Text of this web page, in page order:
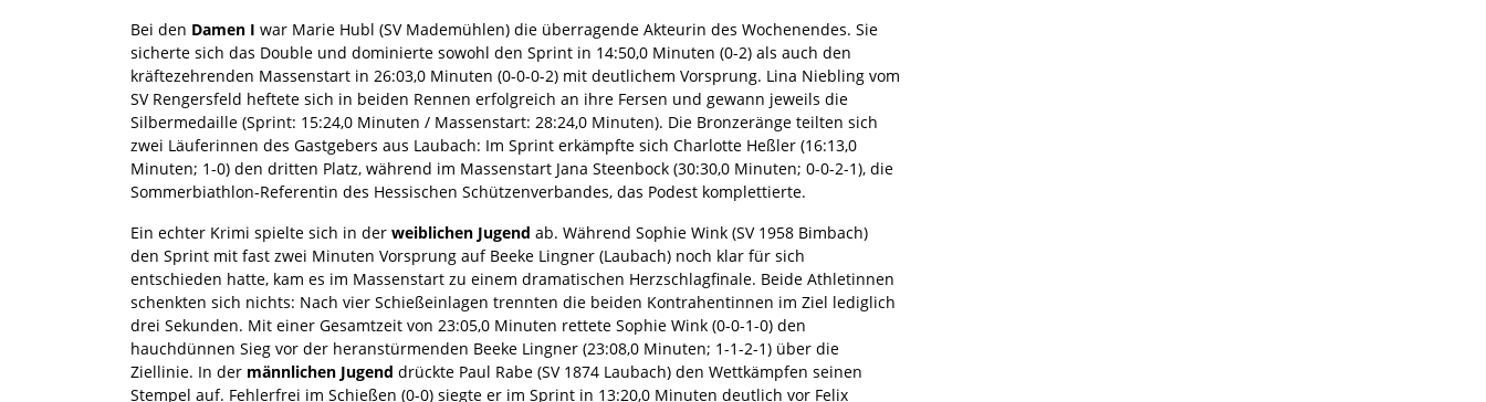
Bei den Damen I war Marie Hubl (SV Mademühlen) die überragende Akteurin des Wochenendes. Sie
sicherte sich das Double und dominierte sowohl den Sprint in 14:50,0 Minuten (0-2) als auch den
kräftezehrenden Massenstart in 26:03,0 Minuten (0-0-0-2) mit deutlichem Vorsprung. Lina Niebling vom
SV Rengersfeld heftete sich in beiden Rennen erfolgreich an ihre Fersen und gewann jeweils die
Silbermedaille (Sprint: 15:24,0 Minuten / Massenstart: 28:24,0 Minuten). Die Bronzeränge teilten sich
zwei Läuferinnen des Gastgebers aus Laubach: Im Sprint erkämpfte sich Charlotte Heßler (16:13,0
Minuten; 1-0) den dritten Platz, während im Massenstart Jana Steenbock (30:30,0 Minuten; 0-0-2-1), die
Sommerbiathlon-Referentin des Hessischen Schützenverbandes, das Podest komplettierte.
Ein echter Krimi spielte sich in der weiblichen Jugend ab. Während Sophie Wink (SV 1958 Bimbach)
den Sprint mit fast zwei Minuten Vorsprung auf Beeke Lingner (Laubach) noch klar für sich
entschieden hatte, kam es im Massenstart zu einem dramatischen Herzschlagfinale. Beide Athletinnen
schenkten sich nichts: Nach vier Schießeinlagen trennten die beiden Kontrahentinnen im Ziel lediglich
drei Sekunden. Mit einer Gesamtzeit von 23:05,0 Minuten rettete Sophie Wink (0-0-1-0) den
hauchdünnen Sieg vor der heranstürmenden Beeke Lingner (23:08,0 Minuten; 1-1-2-1) über die
Ziellinie. In der männlichen Jugend drückte Paul Rabe (SV 1874 Laubach) den Wettkämpfen seinen
Stempel auf. Fehlerfrei im Schießen (0-0) siegte er im Sprint in 13:20,0 Minuten deutlich vor Felix